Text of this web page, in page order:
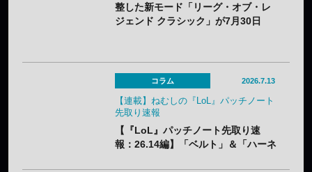
整した新モード「リーグ・オブ・レ
ジェンド クラシック」が7月30日
が登場
コラム 2026.7.13
【連載】ねむしの『LoL』パッチノート
先取り速報
【『LoL』パッチノート先取り速
報：26.14編】「ベルト」＆「ハーネ